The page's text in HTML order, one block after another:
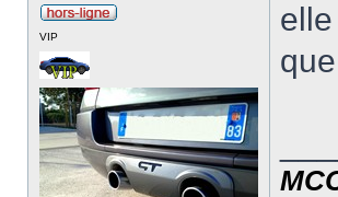
VIP